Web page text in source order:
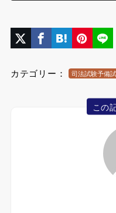
カテゴリー： 司法試験予備
この